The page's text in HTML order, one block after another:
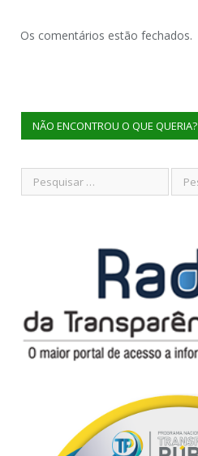
Os comentários estão fechados.
NÃO ENCONTROU O QUE QUERIA?